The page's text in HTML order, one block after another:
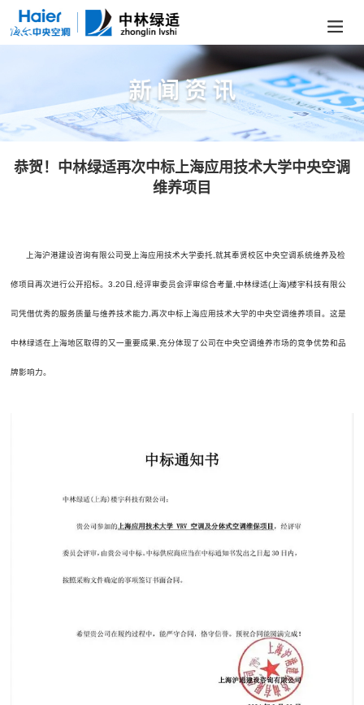
恭贺！中林绿适再次中标上海应用技术大学中央空调
维养项目
上海沪港建设咨询有限公司受上海应用技术大学委托,就其奉贤校区中央空调系统维养及检
修项目再次进行公开招标。3.20日,经评审委员会评审综合考量,中林绿适(上海)楼宇科技有限公
司凭借优秀的服务质量与维养技术能力,再次中标上海应用技术大学的中央空调维养项目。这是
中林绿适在上海地区取得的又一重要成果,充分体现了公司在中央空调维养市场的竞争优势和品
牌影响力。